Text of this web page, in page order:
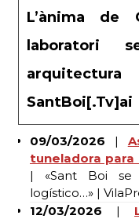
L’ànima de
laboratori
SantBoi[.Tv]ai
09/03/2026 |
tuneladora para
| «Sant Boi
logístico…» |
12/03/2026 |